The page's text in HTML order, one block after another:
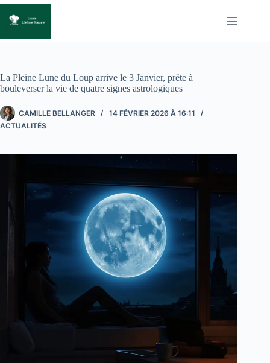
Passer
contenu
La Pleine Lune du Loup arrive le 3 Janvier, prête à
bouleverser la vie de quatre signes astrologiques
CAMILLE BELLANGER
14 FÉVRIER 2026 À 16:11
ACTUALITÉS